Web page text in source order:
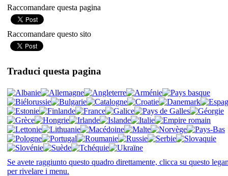
Raccomandare questa pagina
Raccomandare questo sito
Traduci questa pagina
Se avete raggiunto questo quadro direttamente, clicca su questo
per rivelare i menu.